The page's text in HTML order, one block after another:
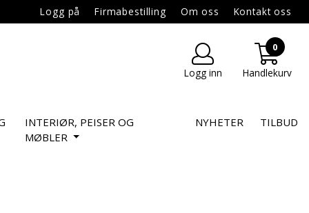
Logg på Firmabestilling Om oss Kontakt oss
Logg inn
0
Handlekurv
INTERIØR, PEISER OG
MØBLER
NYHETER TILBUD